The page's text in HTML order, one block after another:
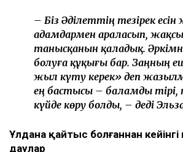
Әділет сұхбатқа анасымен бірге
Ерманованың айтуынша, келіні
кейін ұлы бірнеше ай бойы ауыр
жағдайды бастан өткерген.
де көп шықпаған.
Оның сөзінше, отбасы Әділеттің
– Біз Әділеттің тезірек есін